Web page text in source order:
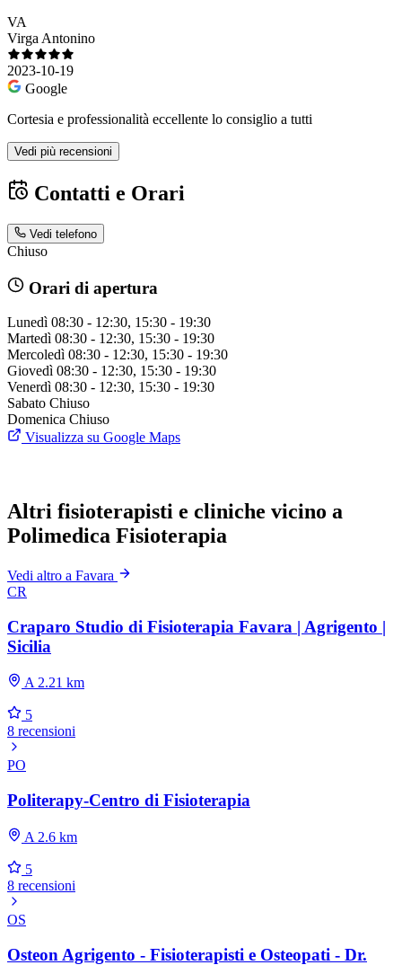
VA
Virga Antonino
2023-10-19
Google
Cortesia e professionalità eccellente lo consiglio a tutti
Vedi più recensioni
Contatti e Orari
Vedi telefono
Chiuso
Orari di apertura
Lunedì 08:30 - 12:30, 15:30 - 19:30
Martedì 08:30 - 12:30, 15:30 - 19:30
Mercoledì 08:30 - 12:30, 15:30 - 19:30
Giovedì 08:30 - 12:30, 15:30 - 19:30
Venerdì 08:30 - 12:30, 15:30 - 19:30
Sabato Chiuso
Domenica Chiuso
Visualizza su Google Maps
Altri fisioterapisti e cliniche vicino a
Polimedica Fisioterapia
Vedi altro a Favara
CR
Craparo Studio di Fisioterapia Favara | Agrigento |
Sicilia
A 2.21 km
5
8 recensioni
PO
Politerapy-Centro di Fisioterapia
A 2.6 km
5
8 recensioni
OS
Osteon Agrigento - Fisioterapisti e Osteopati - Dr.